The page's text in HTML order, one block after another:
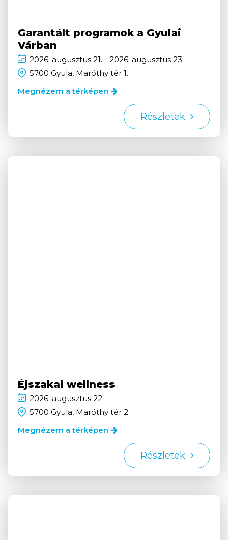
Garantált programok a Gyulai
Várban
2026. augusztus 21. - 2026. augusztus 23.
5700 Gyula, Maróthy tér 1.
Megnézem a térképen
Részletek
Éjszakai wellness
2026. augusztus 22.
5700 Gyula, Maróthy tér 2.
Megnézem a térképen
Részletek